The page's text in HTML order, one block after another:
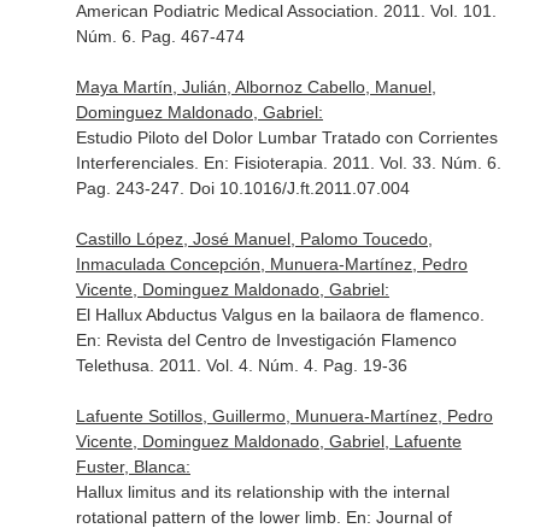
American Podiatric Medical Association . 2011. Vol. 101.
Núm. 6. Pag. 467-474
Maya Martín, Julián, Albornoz Cabello, Manuel,
Dominguez Maldonado, Gabriel:
Estudio Piloto del Dolor Lumbar Tratado con Corrientes
Interferenciales. En: Fisioterapia . 2011. Vol. 33. Núm. 6.
Pag. 243-247. Doi 10.1016/J.ft.2011.07.004
Castillo López, José Manuel, Palomo Toucedo,
Inmaculada Concepción, Munuera-Martínez, Pedro
Vicente, Dominguez Maldonado, Gabriel:
El Hallux Abductus Valgus en la bailaora de flamenco.
En: Revista del Centro de Investigación Flamenco
Telethusa . 2011. Vol. 4. Núm. 4. Pag. 19-36
Lafuente Sotillos, Guillermo, Munuera-Martínez, Pedro
Vicente, Dominguez Maldonado, Gabriel, Lafuente
Fuster, Blanca:
Hallux limitus and its relationship with the internal
rotational pattern of the lower limb. En: Journal of